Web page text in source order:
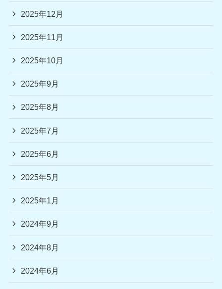
2025年12月
2025年11月
2025年10月
2025年9月
2025年8月
2025年7月
2025年6月
2025年5月
2025年1月
2024年9月
2024年8月
2024年6月